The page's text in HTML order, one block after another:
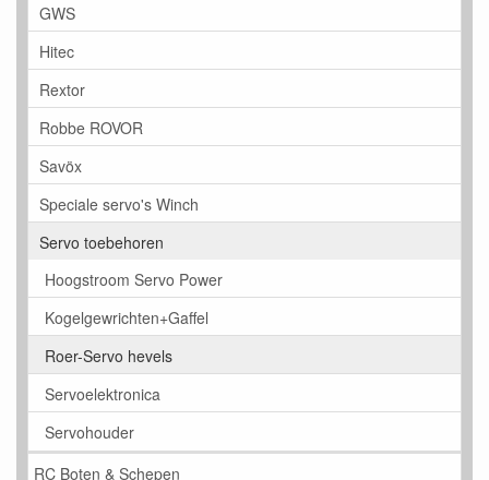
GWS
Hitec
Rextor
Robbe ROVOR
Savöx
Speciale servo's Winch
Servo toebehoren
Hoogstroom Servo Power
Kogelgewrichten+Gaffel
Roer-Servo hevels
Servoelektronica
Servohouder
RC Boten & Schepen